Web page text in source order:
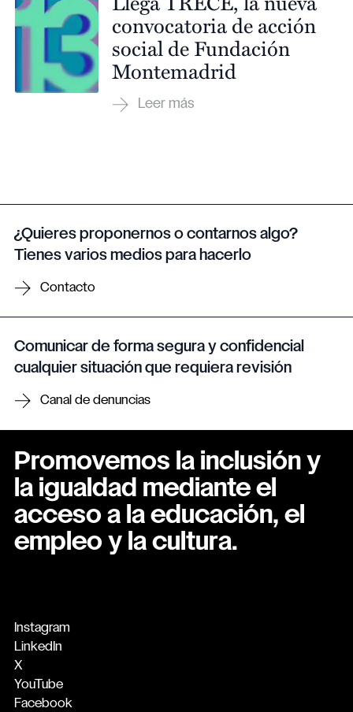
convocatoria de acción
social de Fundación
Montemadrid
¿Quieres proponernos o contarnos algo?
Tienes varios medios para hacerlo
Contacto
Comunicar de forma segura y confidencial
cualquier situación que requiera revisión
Canal de denuncias
Promovemos la inclusión y
la igualdad mediante el
acceso a la educación, el
empleo y la cultura.
Instagram
LinkedIn
X
YouTube
Facebook